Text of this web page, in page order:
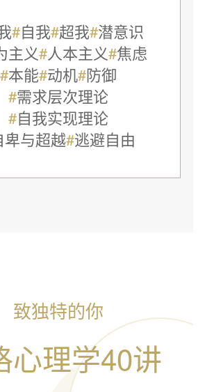
#自我#超我#潜意识
主义#人本主义#焦虑
#本能#动机#防御
#需求层次理论
#自我实现理论
卑与超越#逃避自由
致独特的你
心理学40讲